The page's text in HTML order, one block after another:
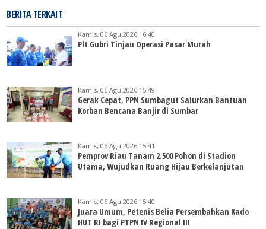
BERITA TERKAIT
Kamis, 06 Agu 2026 16:40
Plt Gubri Tinjau Operasi Pasar Murah
Kamis, 06 Agu 2026 15:49
Gerak Cepat, PPN Sumbagut Salurkan Bantuan
Korban Bencana Banjir di Sumbar
Kamis, 06 Agu 2026 15:41
Pemprov Riau Tanam 2.500 Pohon di Stadion
Utama, Wujudkan Ruang Hijau Berkelanjutan
Kamis, 06 Agu 2026 15:40
Juara Umum, Petenis Belia Persembahkan Kado
HUT RI bagi PTPN IV Regional III